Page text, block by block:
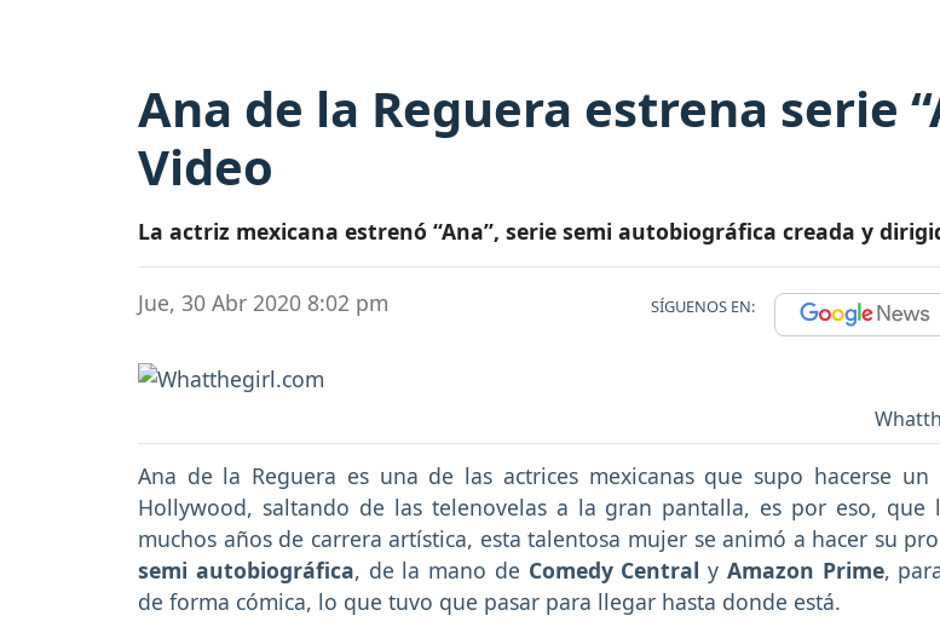
Ana de la Reguera estrena serie
Video
La actriz mexicana estrenó “Ana”, serie semi autobiográfica creada y
Jue, 30 Abr 2020 8:02 pm SÍGUENOS EN:
Ana de la Reguera es una de las actrices mexicanas que supo hacerse
Hollywood, saltando de las telenovelas a la gran pantalla, es por eso, que
muchos años de carrera artística, esta talentosa mujer se animó a hacer su
semi autobiográfica, de la mano de Comedy Central y Amazon Prime,
de forma cómica, lo que tuvo que pasar para llegar hasta donde está.